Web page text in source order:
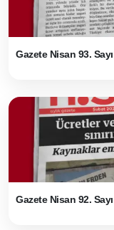
Gazete Nisan 93. Sayı
Gazete Nisan 92. Sayı